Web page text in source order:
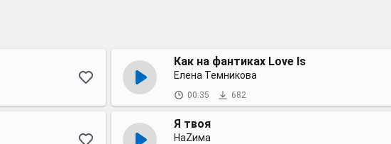
Как на фантиках Love Is
Елена Темникова
00:35 682
Я твоя
НаZима